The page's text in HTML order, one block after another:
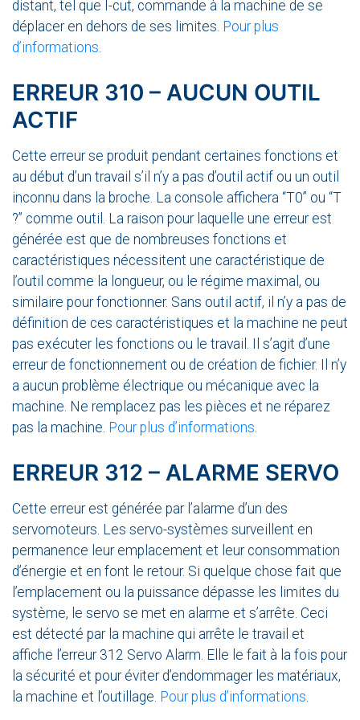
distant, tel que I-cut, commande à la machine de se
déplacer en dehors de ses limites. Pour plus
d’informations
ERREUR 310 – AUCUN OUTIL
ACTIF
Cette erreur se produit pendant certaines fonctions et
au début d’un travail s’il n’y a pas d’outil actif ou un outil
inconnu dans la broche. La console affichera “T0” ou “T
?” comme outil. La raison pour laquelle une erreur est
générée est que de nombreuses fonctions et
caractéristiques nécessitent une caractéristique de
l’outil comme la longueur, ou le régime maximal, ou
similaire pour fonctionner. Sans outil actif, il n’y a pas de
définition de ces caractéristiques et la machine ne peut
pas exécuter les fonctions ou le travail. Il s’agit d’une
erreur de fonctionnement ou de création de fichier. Il n’y
a aucun problème électrique ou mécanique avec la
machine. Ne remplacez pas les pièces et ne réparez
pas la machine. Pour plus d’informations.
ERREUR 312 – ALARME SERVO
Cette erreur est générée par l’alarme d’un des
servomoteurs. Les servo-systèmes surveillent en
permanence leur emplacement et leur consommation
d’énergie et en font le retour. Si quelque chose fait que
l’emplacement ou la puissance dépasse les limites du
système, le servo se met en alarme et s’arrête. Ceci
est détecté par la machine qui arrête le travail et
affiche l’erreur 312 Servo Alarm. Elle le fait à la fois pour
la sécurité et pour éviter d’endommager les matériaux,
la machine et l’outillage. Pour plus d’informations.